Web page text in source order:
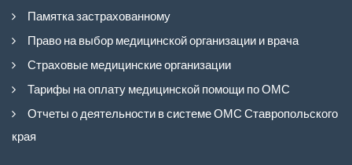
Памятка застрахованному
Право на выбор медицинской организации и врача
Страховые медицинские организации
Тарифы на оплату медицинской помощи по ОМС
Отчеты о деятельности в системе ОМС Ставропольского
края